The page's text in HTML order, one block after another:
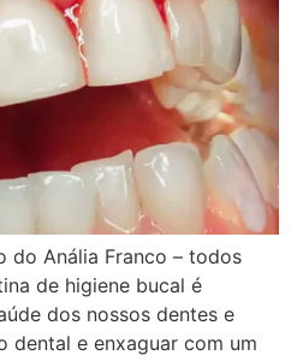
do Anália Franco – todos
de higiene bucal é
dos nossos dentes e
dental e enxaguar com um